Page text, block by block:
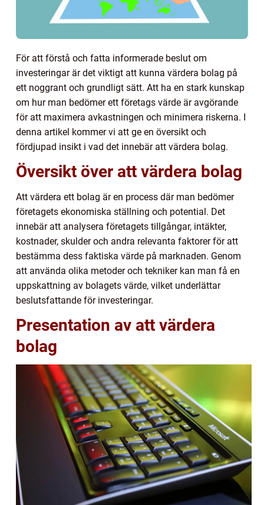
För att förstå och fatta informerade beslut om
investeringar är det viktigt att kunna värdera bolag på
ett noggrant och grundligt sätt. Att ha en stark kunskap
om hur man bedömer ett företags värde är avgörande
för att maximera avkastningen och minimera riskerna. I
denna artikel kommer vi att ge en översikt och
fördjupad insikt i vad det innebär att värdera bolag.
Översikt över att värdera bolag
Att värdera ett bolag är en process där man bedömer
företagets ekonomiska ställning och potential. Det
innebär att analysera företagets tillgångar, intäkter,
kostnader, skulder och andra relevanta faktorer för att
bestämma dess faktiska värde på marknaden. Genom
att använda olika metoder och tekniker kan man få en
uppskattning av bolagets värde, vilket underlättar
beslutsfattande för investeringar.
Presentation av att värdera
bolag